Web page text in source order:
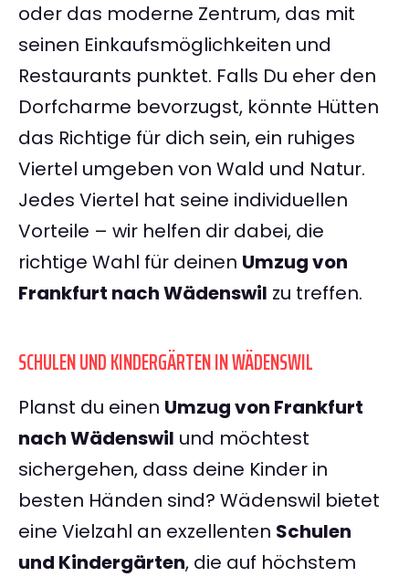
oder das moderne Zentrum, das mit
seinen Einkaufsmöglichkeiten und
Restaurants punktet. Falls Du eher den
Dorfcharme bevorzugst, könnte Hütten
das Richtige für dich sein, ein ruhiges
Viertel umgeben von Wald und Natur.
Jedes Viertel hat seine individuellen
Vorteile – wir helfen dir dabei, die
richtige Wahl für deinen Umzug von
Frankfurt nach Wädenswil zu treffen.
SCHULEN UND KINDERGÄRTEN IN WÄDENSWIL
Planst du einen Umzug von Frankfurt
nach Wädenswil und möchtest
sichergehen, dass deine Kinder in
besten Händen sind? Wädenswil bietet
eine Vielzahl an exzellenten Schulen
und Kindergärten, die auf höchstem